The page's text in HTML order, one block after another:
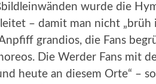
wurde die
– damit man nicht „brüh
grandios, die Fans
Die Werder Fans mit
heute an diesem Orte“ –